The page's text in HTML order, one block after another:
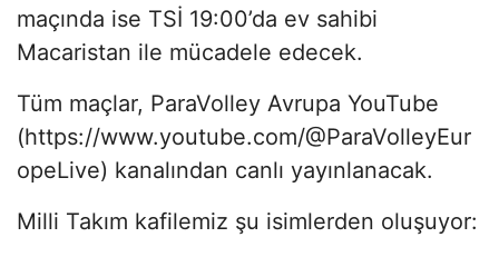
maçında ise TSİ 19:00’da ev sahibi
Macaristan ile mücadele edecek.
Tüm maçlar, ParaVolley Avrupa YouTube
(https://www.youtube.com/@ParaVolleyEur
opeLive) kanalından canlı yayınlanacak.
Milli Takım kafilemiz şu isimlerden oluşuyor: